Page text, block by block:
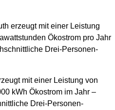
erzeugt mit einer Leistung
Ökostrom pro Jahr
Drei-Personen-
mit einer Leistung von
kWh Ökostrom im Jahr –
Drei-Personen-